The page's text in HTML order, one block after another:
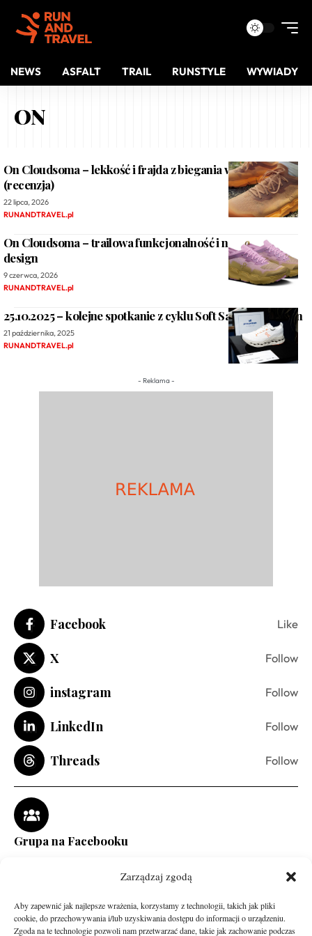
Zarządzaj zgodą
Aby zapewnić jak najlepsze wrażenia, korzystamy z technologii, takich jak pliki
cookie, do przechowywania i/lub uzyskiwania dostępu do informacji o urządzeniu.
Zgoda na te technologie pozwoli nam przetwarzać dane, takie jak zachowanie podczas
NEWS ASFALT TRAIL RUNSTYLE WYWIADY
ON
On Cloudsoma – lekkość i frajda z biegania w terenie
(recenzja)
22 lipca, 2026
RUNANDTRAVEL.pl
On Cloudsoma – trailowa funkcjonalność i nowoczesny
design
9 czerwca, 2026
RUNANDTRAVEL.pl
25.10.2025 – kolejne spotkanie z cyklu Soft Saturdays by On
21 października, 2025
RUNANDTRAVEL.pl
- Reklama -
Facebook Like
X Follow
instagram Follow
LinkedIn Follow
Threads Follow
Grupa na Facebooku